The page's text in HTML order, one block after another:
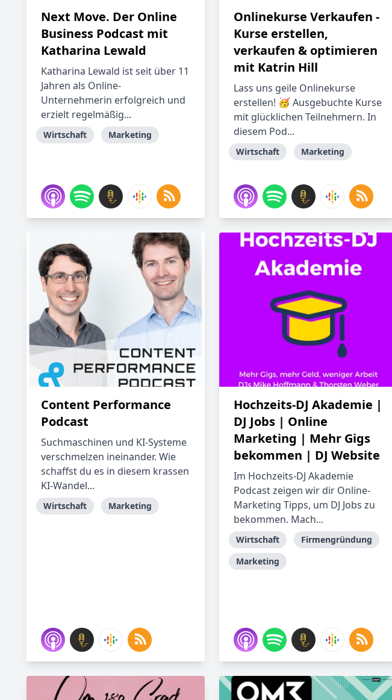
Next Move. Der Online
Business Podcast mit
Katharina Lewald
Katharina Lewald ist seit über 11
Jahren als Online-
Unternehmerin erfolgreich und
erzielt regelmäßig...
Wirtschaft Marketing
Onlinekurse Verkaufen -
Kurse erstellen,
verkaufen & optimieren
mit Katrin Hill
Lass uns geile Onlinekurse
erstellen! 🥳 Ausgebuchte Kurse
mit glücklichen Teilnehmern. In
diesem Pod...
Wirtschaft Marketing
Content Performance
Podcast
Suchmaschinen und KI-Systeme
verschmelzen ineinander. Wie
schaffst du es in diesem krassen
KI-Wandel...
Wirtschaft Marketing
Hochzeits-DJ Akademie |
DJ Jobs | Online
Marketing | Mehr Gigs
bekommen | DJ Website
Im Hochzeits-DJ Akademie
Podcast zeigen wir dir Online-
Marketing Tipps, um DJ Jobs zu
bekommen. Mach...
Wirtschaft
Firmengründung
Marketing